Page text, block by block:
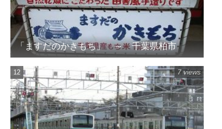
「ますだのかきもち」 ～ 千葉県柏市
7 views